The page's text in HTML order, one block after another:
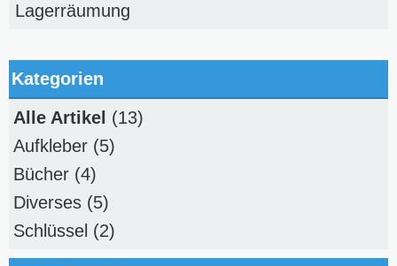
Lagerräumung
Kategorien
Alle Artikel (13)
Aufkleber (5)
Bücher (4)
Diverses (5)
Schlüssel (2)